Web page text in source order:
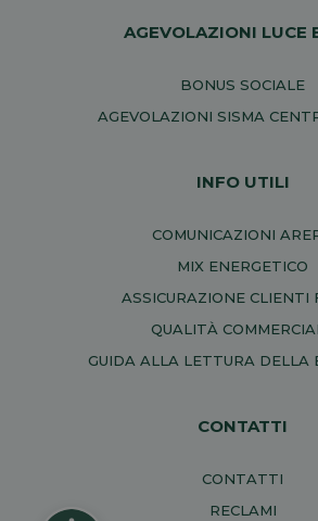
AGEVOLAZIONI LUCE
BONUS SOCIALE
AGEVOLAZIONI SISMA
INFO UTILI
COMUNICAZIONI
MIX ENERGETICO
ASSICURAZIONE CLIENTI
QUALITÀ
GUIDA ALLA LETTURA DELLA
CONTATTI
CONTATTI
RECLAMI